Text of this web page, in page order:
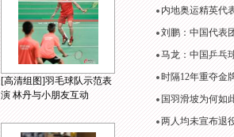
[高清组图]羽毛球队示范表
演 林丹与小朋友互动
内地奥运精英代
刘鹏：中国代表
马龙：中国乒乓
时隔12年重夺金
国羽滑坡为何如
两人均未宣布退